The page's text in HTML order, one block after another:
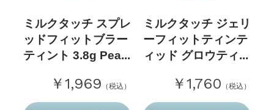
ミルクタッチ スプレ
ッドフィットブラー
ティント 3.8g Pea...
￥1,969 （税込）
ミルクタッチ ジェリ
ーフィットティンテ
ィッド グロウティ...
￥1,760 （税込）